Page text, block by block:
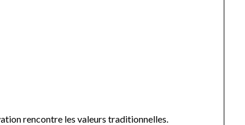
rencontre les valeurs traditionnelles.